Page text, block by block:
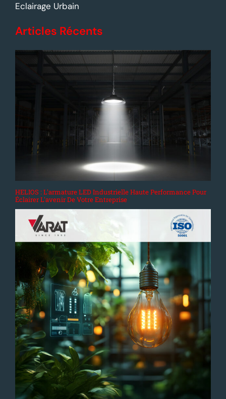
Eclairage Urbain
Articles Récents
HELIOS : L'armature LED Industrielle Haute Performance Pour
Éclairer L'avenir De Votre Entreprise